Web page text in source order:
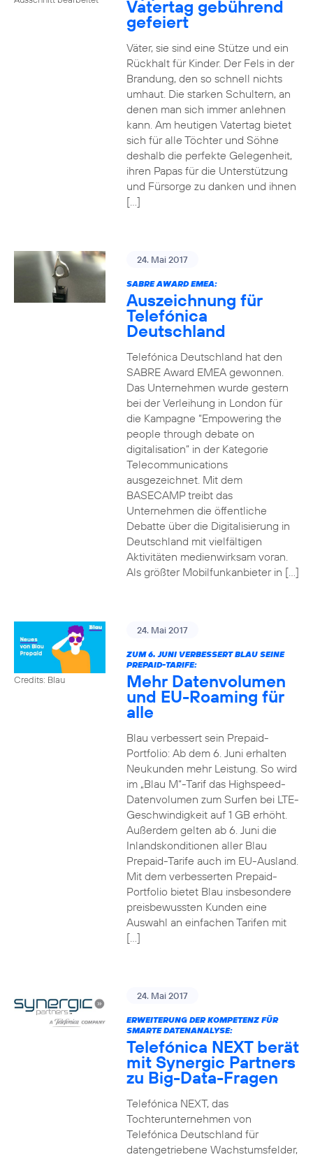
Vatertag gebührend
gefeiert
Väter, sie sind eine Stütze und ein
Rückhalt für Kinder. Der Fels in der
Brandung, den so schnell nichts
umhaut. Die starken Schultern, an
denen man sich immer anlehnen
kann. Am heutigen Vatertag bietet
sich für alle Töchter und Söhne
deshalb die perfekte Gelegenheit,
ihren Papas für die Unterstützung
und Fürsorge zu danken und ihnen
[…]
24. Mai 2017
SABRE AWARD EMEA:
Auszeichnung für
Telefónica
Deutschland
Telefónica Deutschland hat den
SABRE Award EMEA gewonnen.
Das Unternehmen wurde gestern
bei der Verleihung in London für
die Kampagne “Empowering the
people through debate on
digitalisation” in der Kategorie
Telecommunications
ausgezeichnet. Mit dem
BASECAMP treibt das
Unternehmen die öffentliche
Debatte über die Digitalisierung in
Deutschland mit vielfältigen
Aktivitäten medienwirksam voran.
Als größter Mobilfunkanbieter in […]
Credits: Blau
24. Mai 2017
ZUM 6. JUNI VERBESSERT BLAU SEINE
PREPAID-TARIFE:
Mehr Datenvolumen
und EU-Roaming für
alle
Blau verbessert sein Prepaid-
Portfolio: Ab dem 6. Juni erhalten
Neukunden mehr Leistung. So wird
im „Blau M“-Tarif das Highspeed-
Datenvolumen zum Surfen bei LTE-
Geschwindigkeit auf 1 GB erhöht.
Außerdem gelten ab 6. Juni die
Inlandskonditionen aller Blau
Prepaid-Tarife auch im EU-Ausland.
Mit dem verbesserten Prepaid-
Portfolio bietet Blau insbesondere
preisbewussten Kunden eine
Auswahl an einfachen Tarifen mit
[…]
24. Mai 2017
ERWEITERUNG DER KOMPETENZ FÜR
SMARTE DATENANALYSE:
Telefónica NEXT berät
mit Synergic Partners
zu Big-Data-Fragen
Telefónica NEXT, das
Tochterunternehmen von
Telefónica Deutschland für
datengetriebene Wachstumsfelder,